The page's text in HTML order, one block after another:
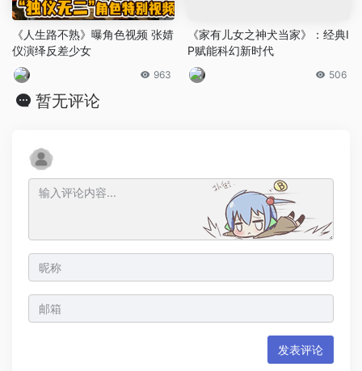
《人生路不熟》曝角色视频 张婧
仪演绎反差少女
963
《家有儿女之神犬当家》：经典I
P赋能科幻新时代
506
暂无评论
发表评论